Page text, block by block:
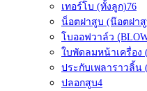
เทอร์โบ (ทั้งลูก)76
น็อตฝาสูบ (น๊อตฝา
โบออฟวาล์ว (ฺ
ใบพัดลมหน้าเครื่อง
ประกับเพลาราวลิ้น
ปลอกสูบ4